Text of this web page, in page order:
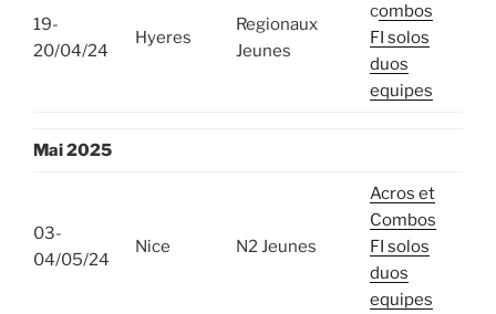
19-
20/04/24
Hyeres
Regionaux
Jeunes
combos
FI solos
duos
equipes
Mai2025
03-
04/05/24
Nice N2 Jeunes
Acros et
Combos
FI solos
duos
equipes